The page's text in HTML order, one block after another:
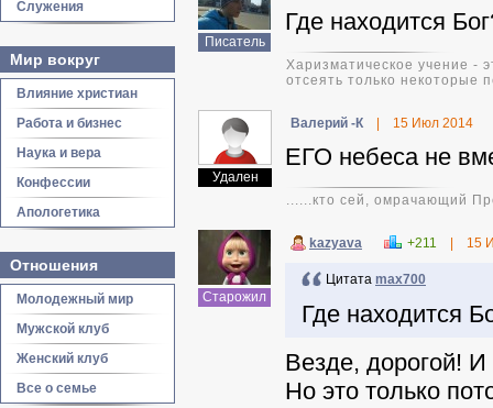
Служения
Мир вокруг
Влияние христиан
Работа и бизнес
Наука и вера
Конфессии
Апологетика
Отношения
Молодежный мир
Мужской клуб
Женский клуб
Все о семье
Писатель
Где находится
Харизматическое учение -
отсеять только некоторые
Удален
Валерий -К 15 Июл 2014
ЕГО небеса не
......кто сей, омрачающий
Старожил
kazyava +211 15
Цитата max700
Где находится
Везде, дорогой!
Но это только